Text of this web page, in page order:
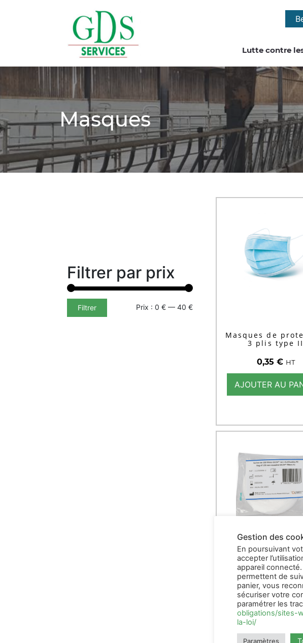
Lutte contre
Masques
Filtrer par prix
Filtrer Prix : 0 €— 40 €
Masques de
3 plis type II
0,35 € HT
AJOUTER AU
Sachet de 100
OCOV (usage
25,00€ HT
AJOUTER AU
Gestion des
En poursuivant
accepter
appareil
permettent de
panier, vous
sécuriser votre
paramétrer les
obligations/sites-
la-loi/
Paramètres